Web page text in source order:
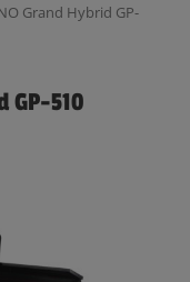
Grand Hybrid GP-
GP-510